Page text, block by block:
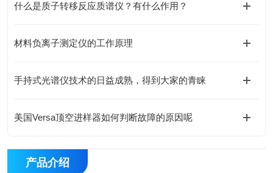
什么是质子转移反应质谱仪？有什么作用？
材料负离子测定仪的工作原理
手持式光谱仪技术的日益成熟，得到大家的青睐
美国Versa顶空进样器如何判断故障的原因呢
产品介绍